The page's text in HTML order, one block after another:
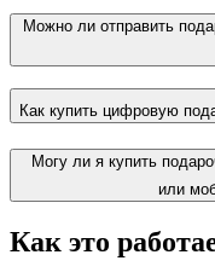
Можно ли отправить
Как купить цифровую
Могу ли я купить
или
Как это